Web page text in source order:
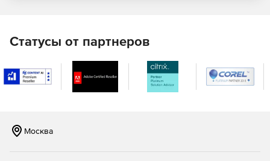
Статусы от партнеров
Москва